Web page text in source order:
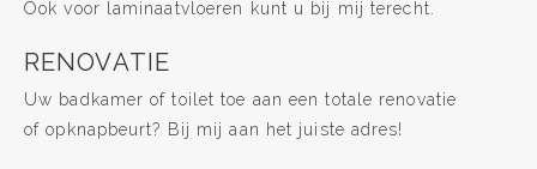
Ook voor laminaatvloeren kunt u bij mij terecht.
RENOVATIE
Uw badkamer of toilet toe aan een totale renovatie
of opknapbeurt? Bij mij aan het juiste adres!